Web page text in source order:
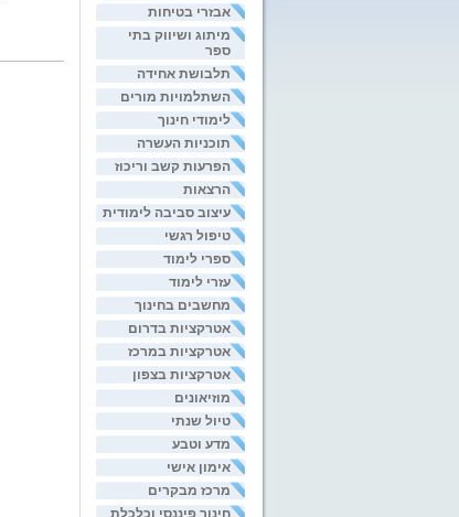
אבזרי בטיחות
מיתוג ושיווק בתי
ספר
תלבושת אחידה
השתלמויות מורים
לימודי חינוך
תוכניות העשרה
הפרעות קשב וריכוז
הרצאות
עיצוב סביבה לימודית
טיפול רגשי
ספרי לימוד
עזרי לימוד
מחשבים בחינוך
אטרקציות בדרום
אטרקציות במרכז
אטרקציות בצפון
מוזיאונים
טיול שנתי
מדע וטבע
אימון אישי
מרכז מבקרים
חינוך פיננסי וכלכלת